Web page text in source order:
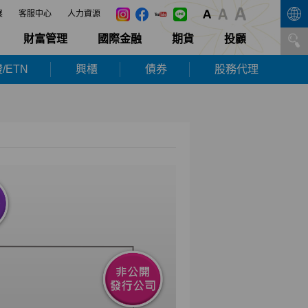
客服中心 人力資源
財富管理 國際金融 期貨 投顧
ETN 興櫃 債券 股務代理